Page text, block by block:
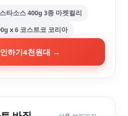
타소스 400g 3종 마켓컬리
x 6 코스트코 코리아
하기4천원대 →